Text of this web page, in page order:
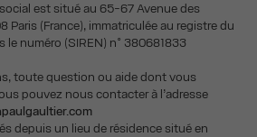
est situé au 65-67 Avenue des
Paris (France), immatriculée au registre du
le numéro (SIREN) n° 380681833
toute question ou aide dont vous
pouvez nous contacter à l’adresse
depuis un lieu de résidence situé en